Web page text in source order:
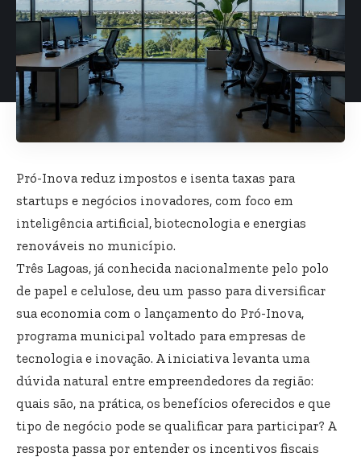
Pró-Inova reduz impostos e isenta taxas para
startups e negócios inovadores, com foco em
inteligência artificial, biotecnologia e energias
renováveis no município.
Três Lagoas, já conhecida nacionalmente pelo polo
de papel e celulose, deu um passo para diversificar
sua economia com o lançamento do Pró-Inova,
programa municipal voltado para empresas de
tecnologia e inovação. A iniciativa levanta uma
dúvida natural entre empreendedores da região:
quais são, na prática, os benefícios oferecidos e que
tipo de negócio pode se qualificar para participar? A
resposta passa por entender os incentivos fiscais